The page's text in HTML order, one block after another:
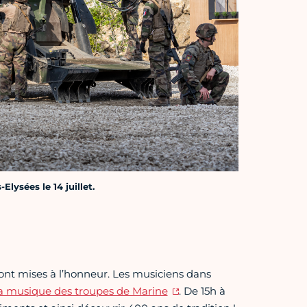
le 14 juillet.
mises à l’honneur. Les musiciens dans
musique des troupes de Marine
. De 15h à